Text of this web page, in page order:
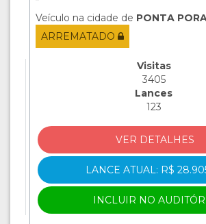
Veículo na cidade de PONTA
ARREMATADO
Visitas
3405
Lances
123
VER DETALHES
LANCE ATUAL: R$
INCLUIR NO